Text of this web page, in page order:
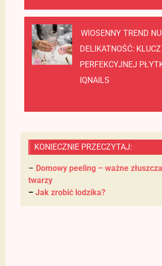
WIOSENNY TREND
DELIKATNOŚĆ:
PERFEKCYJNEJ
IQNAILS
KONIECZNIE PRZECZYTAJ:
– Domowy peeling – ważne
twarzy
– Jak zrobić lodzika?